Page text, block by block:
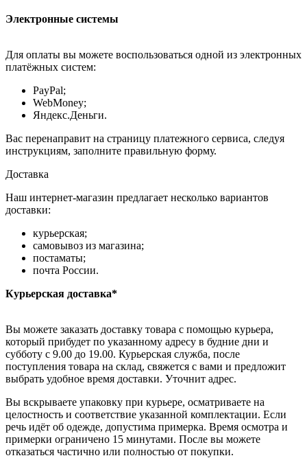
Электронные системы
Для оплаты вы можете воспользоваться одной из электронных
платёжных систем:
PayPal;
WebMoney;
Яндекс.Деньги.
Вас перенаправит на страницу платежного сервиса, следуя
инструкциям, заполните правильную форму.
Доставка
Наш интернет-магазин предлагает несколько вариантов
доставки:
курьерская;
самовывоз из магазина;
постаматы;
почта России.
Курьерская доставка*
Вы можете заказать доставку товара с помощью курьера,
который прибудет по указанному адресу в будние дни и
субботу с 9.00 до 19.00. Курьерская служба, после
поступления товара на склад, свяжется с вами и предложит
выбрать удобное время доставки. Уточнит адрес.
Вы вскрываете упаковку при курьере, осматриваете на
целостность и соответствие указанной комплектации. Если
речь идёт об одежде, допустима примерка. Время осмотра и
примерки ограничено 15 минутами. После вы можете
отказаться частично или полностью от покупки.